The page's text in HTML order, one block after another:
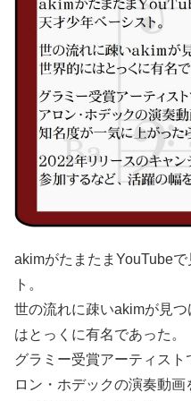
akimがたまたまYouTube
ト。
世の流れに疎いakimが見
はとっくに有名であった。
グラミー受賞アーティス
ロン・ホデックの演奏動